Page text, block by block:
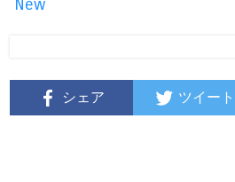
New
シェア ツイート